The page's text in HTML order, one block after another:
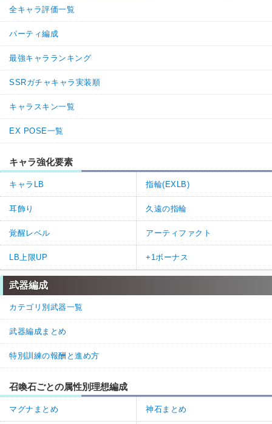
全キャラ評価一覧
パーティ編成
最強キャラランキング
SSRガチャキャラ実装順
キャラスキン一覧
EX POSE一覧
キャラ強化要素
キャラLB 指輪(EXLB)
耳飾り 久遠の指輪
覚醒レベル アーティファクト
LB上限UP +1ボーナス
武器編成
カテゴリ別武器一覧
武器編成まとめ
特別訓練の報酬と進め方
召喚石ごとの属性別理想編成
マグナまとめ 神石まとめ